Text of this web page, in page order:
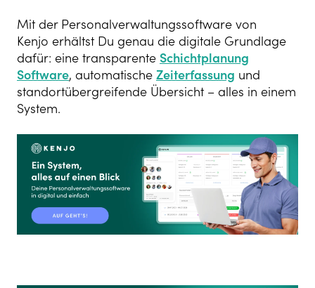
Mit der Personalverwaltungssoftware von
Kenjo erhältst Du genau die digitale Grundlage
dafür: eine transparente Schichtplanung
Software, automatische Zeiterfassung und
standortübergreifende Übersicht – alles in einem
System.